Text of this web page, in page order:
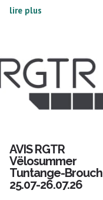
lire plus
AVIS RGTR
Vëlosummer
Tuntange-Brouch
25.07-26.07.26